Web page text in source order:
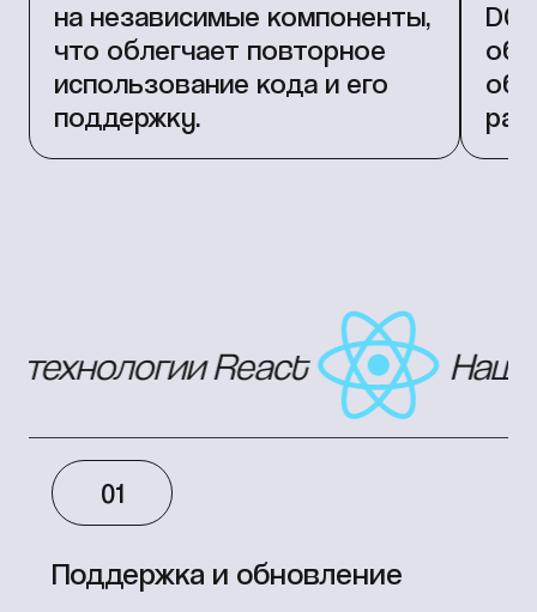
на независимые компоненты,
что облегчает повторное
использование кода и его
поддержку.
React Наши
01
Поддержка и обновление